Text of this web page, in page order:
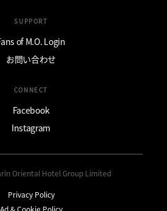
SUPPORT
of M.O. Login
お問い合わせ
CONNECT
Facebook
Instagram
Oriental Hotel Group Limited
Privacy Policy
Ad & Cookie Policy